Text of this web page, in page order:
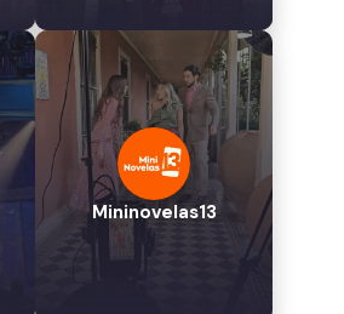
Mininovelas13